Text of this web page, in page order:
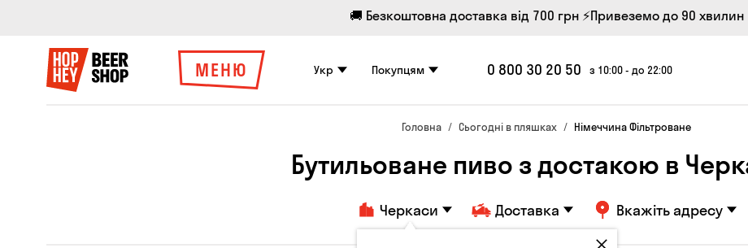
🚚 Безкоштовна доставка від 700 грн ⚡Привеземо до 90 хвилин
МЕНЮ Укр Покупцям 0 800 30 20 50 з 10:00 - до 22:00
Головна Сьогодні в пляшках Німеччина Фільтроване
Бутильоване пиво з достакою в
Черкаси Доставка Вкажіть адресу